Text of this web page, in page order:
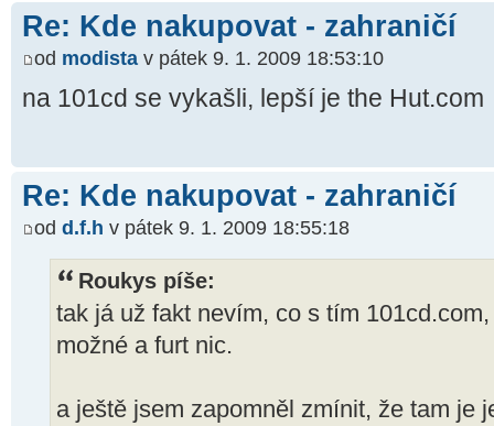
Re: Kde nakupovat - zahraničí
od modista v pátek 9. 1. 2009 18:53:10
na 101cd se vykašli, lepší je the Hut.com
Re: Kde nakupovat - zahraničí
od d.f.h v pátek 9. 1. 2009 18:55:18
Roukys píše:
tak já už fakt nevím, co s tím
možné a furt nic.
a ještě jsem zapomněl zmínit, že tam je